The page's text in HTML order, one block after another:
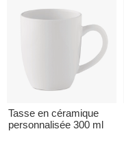
Tasse en céramique
personnalisée 300 ml